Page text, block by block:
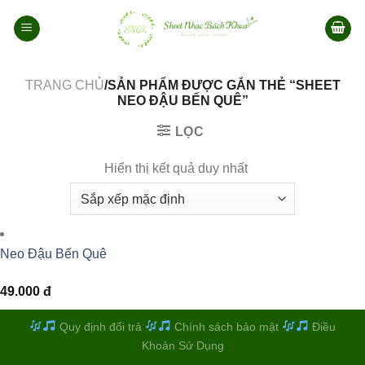
qua
TRANG CHỦ/SẢN PHẨM ĐƯỢC GẮN THẺ “SHEET
NEO ĐẬU BẾN QUÊ”
LỌC
Hiển thị kết quả duy nhất
Neo Đậu Bến Quê
49.000 đ
Quy định đổi trả Chính sách bảo mật
Điều
Khoản Sử Dụng